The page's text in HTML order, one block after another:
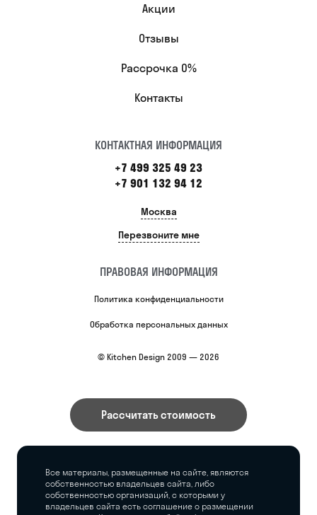
Акции
Отзывы
Рассрочка 0%
Контакты
КОНТАКТНАЯ ИНФОРМАЦИЯ
+7 499 325 49 23
+7 901 132 94 12
Москва
Перезвоните мне
ПРАВОВАЯ ИНФОРМАЦИЯ
Политика конфиденциальности
Обработка персональных данных
© Kitchen Design 2009 — 2026
Рассчитать стоимость
Все материалы, размещенные на сайте, являются
собственностью владельцев сайта, либо
собственностью организаций, с которыми у
владельцев сайта есть соглашение о размещении